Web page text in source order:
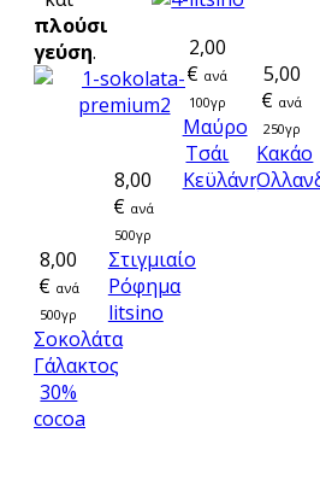
πλούσια
γεύση.
8,00
€ ανά
500γρ
Σοκολάτα
Γάλακτος
30%
cocoa
8,00
€ ανά
500γρ
Στιγμιαίο
Ρόφημα
litsino
2,00
€ ανά
100γρ
Μαύρο
Τσάι
Κεϋλάνης
5,00
€ ανά
250γρ
Κακάο